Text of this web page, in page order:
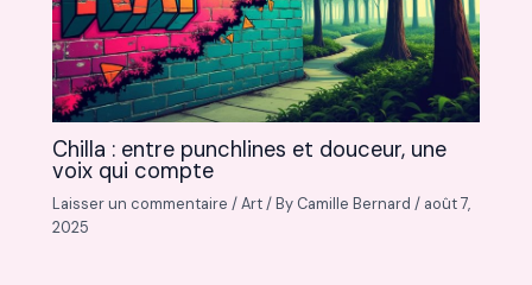
Chilla : entre punchlines et douceur, une
voix qui compte
Laisser un commentaire /Art/ By Camille Bernard/ août 7,
2025